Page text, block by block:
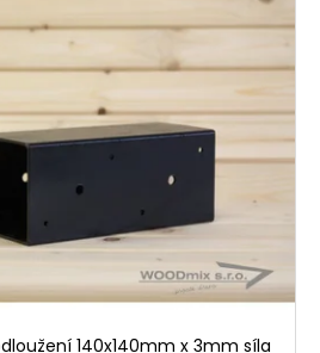
140x140mm x 3mm síla